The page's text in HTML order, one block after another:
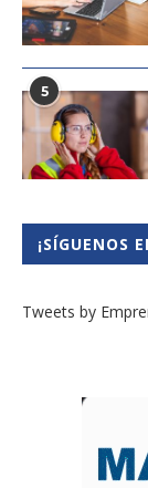
5
¡SÍGUENOS
Tweets by